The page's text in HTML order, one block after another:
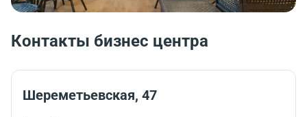
Контакты бизнес центра
Шереметьевская, 47